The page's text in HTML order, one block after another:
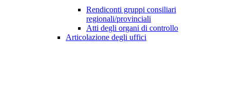
Rendiconti gruppi consiliari
regionali/provinciali
Atti degli organi di controllo
Articolazione degli uffici